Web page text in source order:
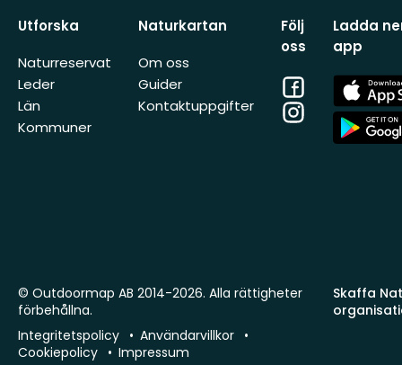
Utforska
Naturreservat
Leder
Län
Kommuner
Naturkartan
Om oss
Guider
Kontaktuppgifter
Följ
oss
Facebook
Instagram
Ladda
app
App
Store
App
Store
Skaffa
© Outdoormap AB 2014-2026. Alla rättigheter
förbehållna.
Integritetspolicy
Användarvillkor
Cookiepolicy
Impressum